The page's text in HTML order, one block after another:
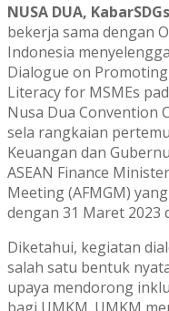
NUSA DUA, KabarSDGs
bekerja sama dengan
Indonesia
Dialogue on
Literacy for MSMEs
Nusa Dua Convention
sela rangkaian
Keuangan dan
ASEAN Finance
Meeting (AFMGM)
dengan 31 Maret 2023
Diketahui, kegiatan
salah satu bentuk
upaya mendorong